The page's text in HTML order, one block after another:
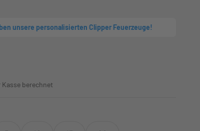
unsere personalisierten Clipper Feuerzeuge!
berechnet